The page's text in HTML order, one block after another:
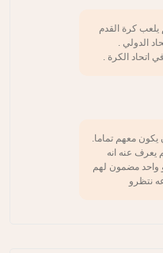
يلعب كرة القدم
الدولي .
اتحاد الكرة .
يكون معهم تماما.
يعرف عنه انه
واحد مضمون لهم
نتظرو